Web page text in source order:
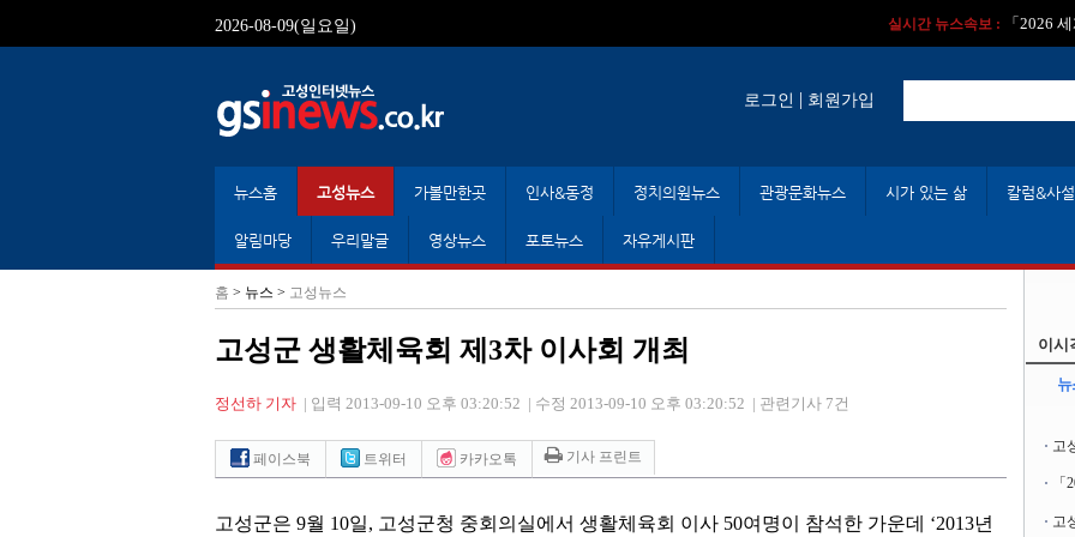
2026-08-09(일요일)
실시간 뉴스속보 :
「2026
로그인 | 회원가입
뉴스홈 고성뉴스 가볼만한곳 인사&동정 정치의원뉴스 관광문화뉴스 시가 있는 삶 칼럼&사설
알림마당 우리말글 영상뉴스 포토뉴스 자유게시판
홈 > 뉴스 > 고성뉴스
고성군 생활체육회 제3차 이사회 개최
정선하 기자 입력 2013-09-10 오후 03:20:52 수정 2013-09-10 오후 03:20:52 관련기사 7건
페이스북 트위터 카카오톡 기사 프린트
고성군은 9월 10일, 고성군청 중회의실에서 생활체육회 이사 50여명이 참석한 가운데 ‘2013년
이시
뉴
고
고